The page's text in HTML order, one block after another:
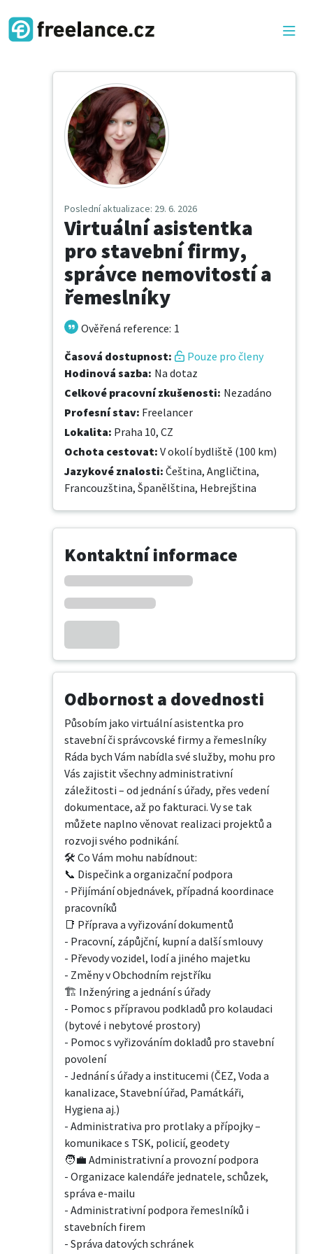
Poslední aktualizace: 29. 6. 2026
Virtuální asistentka
pro stavební firmy,
správce nemovitostí a
řemeslníky
Ověřená reference: 1
Časová dostupnost:
Pouze pro členy
Hodinová sazba: Na dotaz
Celkové pracovní zkušenosti: Nezadáno
Profesní stav: Freelancer
Lokalita: Praha 10, CZ
Ochota cestovat: V okolí bydliště (100 km)
Jazykové znalosti: Čeština, Angličtina,
Francouzština, Španělština, Hebrejština
Kontaktní informace
Odbornost a dovednosti
Působím jako virtuální asistentka pro
stavební či správcovské firmy a řemeslníky
Ráda bych Vám nabídla své služby, mohu pro
Vás zajistit všechny administrativní
záležitosti – od jednání s úřady, přes vedení
dokumentace, až po fakturaci. Vy se tak
můžete naplno věnovat realizaci projektů a
rozvoji svého podnikání.
🛠️ Co Vám mohu nabídnout:
📞 Dispečink a organizační podpora
- Přijímání objednávek, případná koordinace
pracovníků
📑 Příprava a vyřizování dokumentů
- Pracovní, zápůjční, kupní a další smlouvy
- Převody vozidel, lodí a jiného majetku
- Změny v Obchodním rejstříku
🏗️ Inženýring a jednání s úřady
- Pomoc s přípravou podkladů pro kolaudaci
(bytové i nebytové prostory)
- Pomoc s vyřizováním dokladů pro stavební
povolení
- Jednání s úřady a institucemi (ČEZ, Voda a
kanalizace, Stavební úřad, Památkáři,
Hygiena aj.)
- Administrativa pro protlaky a přípojky –
komunikace s TSK, policií, geodety
🧑‍💼 Administrativní a provozní podpora
- Organizace kalendáře jednatele, schůzek,
správa e-mailu
- Administrativní podpora řemeslníků i
stavebních firem
- Správa datových schránek